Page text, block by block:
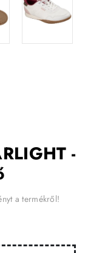
-
a termékről!